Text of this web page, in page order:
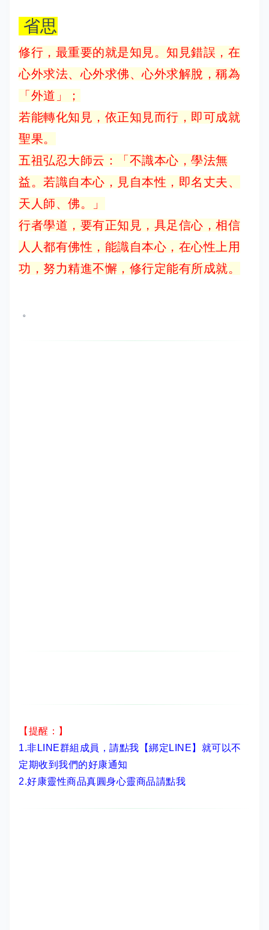
省思
修行，最重要的就是知見。知見錯誤，在
心外求法、心外求佛、心外求解脫，稱為
「外道」；
若能轉化知見，依正知見而行，即可成就
聖果。
五祖弘忍大師云：「不識本心，學法無
益。若識自本心，見自本性，即名丈夫、
天人師、佛。」
行者學道，要有正知見，具足信心，相信
人人都有佛性，能識自本心，在心性上用
功，努力精進不懈，修行定能有所成就。
。
【提醒：】
1.非LINE群組成員， 請點我【綁定LINE】 就可以不
定期收到我們的好康通知
2.好康靈性商品真圓身心靈商品請點我